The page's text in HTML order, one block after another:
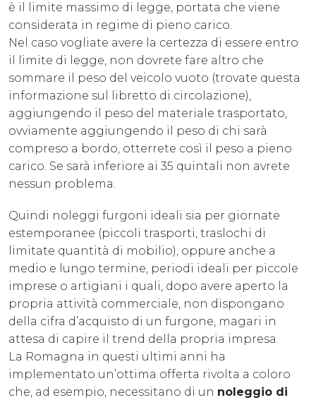
è il limite massimo di legge, portata che viene
considerata in regime di pieno carico.
Nel caso vogliate avere la certezza di essere entro
il limite di legge, non dovrete fare altro che
sommare il peso del veicolo vuoto (trovate questa
informazione sul libretto di circolazione),
aggiungendo il peso del materiale trasportato,
ovviamente aggiungendo il peso di chi sarà
compreso a bordo, otterrete così il peso a pieno
carico. Se sarà inferiore ai 35 quintali non avrete
nessun problema.
Quindi noleggi furgoni ideali sia per giornate
estemporanee (piccoli trasporti, traslochi di
limitate quantità di mobilio), oppure anche a
medio e lungo termine, periodi ideali per piccole
imprese o artigiani i quali, dopo avere aperto la
propria attività commerciale, non dispongano
della cifra d’acquisto di un furgone, magari in
attesa di capire il trend della propria impresa.
La Romagna in questi ultimi anni ha
implementato un’ottima offerta rivolta a coloro
che, ad esempio, necessitano di un noleggio di